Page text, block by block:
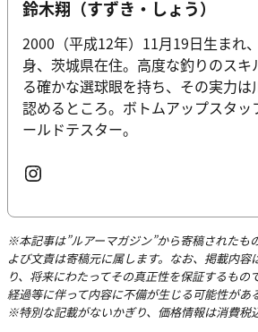
鈴木翔（すずき・しょう）
2000（平成12年）11月19日生まれ
身、茨城県在住。高度な釣りのスキ
る確かな選球眼を持ち、その実力は
認めるところ。ボトムアップスタッ
ールドテスター。
Instagram
※本記事は”ルアーマガジン”から寄稿されたも
よび文責は寄稿元に属します。なお、掲載内容
り、将来にわたってその真正性を保証するもの
経過等に伴って内容に不備が生じる可能性があ
※特別な記載がないかぎり、価格情報は消費税